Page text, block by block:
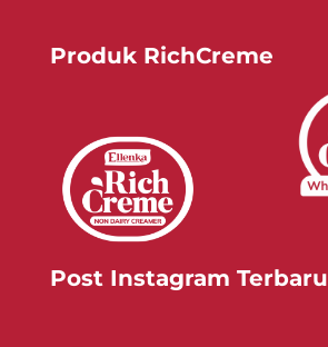
Produk RichCreme
Post Instagram Terbaru